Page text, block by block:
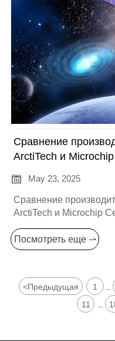
Сравнение
ArctiTech и

May 23, 2025
Сравнение
ArctiTech и Microchip
Посмотреть еще ⇀
<Предыдущая 1 ...
11
...